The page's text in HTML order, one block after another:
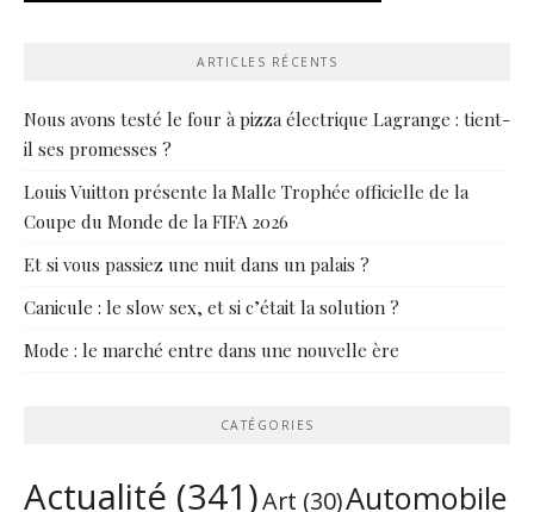
ARTICLES RÉCENTS
Nous avons testé le four à pizza électrique Lagrange : tient-
il ses promesses ?
Louis Vuitton présente la Malle Trophée officielle de la
Coupe du Monde de la FIFA 2026
Et si vous passiez une nuit dans un palais ?
Canicule : le slow sex, et si c’était la solution ?
Mode : le marché entre dans une nouvelle ère
CATÉGORIES
Actualité (341)Art (30)Automobile